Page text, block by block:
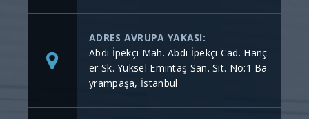
ADRES AVRUPA YAKASI:
Abdi İpekçi Mah. Abdi İpekçi Cad. Hanç
er Sk. Yüksel Emintaş San. Sit. No:1 Ba
yrampaşa, İstanbul